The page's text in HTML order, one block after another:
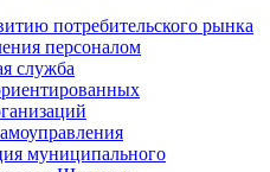
потребительского рынка
персоналом
служба
муниципального